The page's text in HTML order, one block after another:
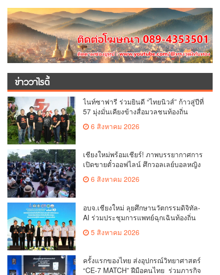
ข่าววาไรตี้
ไนท์ซาฟารี ร่วมยินดี “ไทยนิวส์” ก้าวสู่ปีที่
57 มุ่งมั่นเคียงข้างสื่อมวลชนท้องถิ่น
6 สิงหาคม 2026
เชียงใหม่พร้อมเชียร์! ภาพบรรยากาศการ
เปิดขายตั๋วออฟไลน์ ศึกวอลเลย์บอลหญิง
‘BYD DMI 6th SEA V Cup’ 6 ส.ค. นี้ รวม
6,000 ใบ
6 สิงหาคม 2026
อบจ.เชียงใหม่ ลุยศึกษานวัตกรรมดิจิทัล-
AI ร่วมประชุมการแพทย์ฉุกเฉินท้องถิ่น
เอราวัณสู่มาตรฐานสากล
5 สิงหาคม 2026
ครั้งแรกของไทย ส่งอุปกรณ์วิทยาศาสตร์
“CE-7 MATCH” ฝีมือคนไทย ร่วมภารกิจ